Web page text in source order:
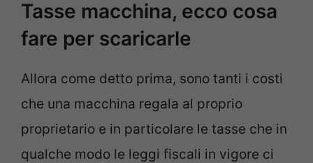
Tasse macchina, ecco cosa
fare per scaricarle
Allora come detto prima, sono tanti i costi
che una macchina regala al proprio
proprietario e in particolare le tasse che in
qualche modo le leggi fiscali in vigore ci